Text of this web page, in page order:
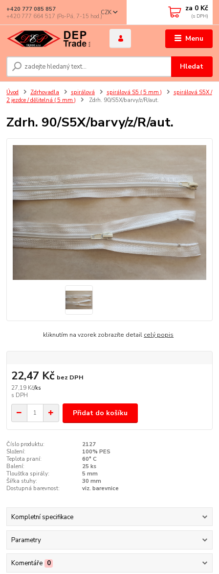
Menu
CZK
Hledat
+420 777 085 857
+420 777 664 517 (Po-Pá, 7-15 hod.)
za 0 Kč
Úvod Zdrhovadla spirálová spirálová S5 ( 5 mm )
spirálová S5X /
2 jezdce / dělitelná ( 5 mm )
Zdrh. 90/S5X/barvy/z/R/aut.
Zdrh. 90/S5X/barvy/z/R/aut.
kliknutím na vzorek zobrazíte detail celý popis
27,19 Kč/ks
22,47 Kč bez DPH
Přidat do košíku
Číslo produktu:
2127
Složení:
100% PES
Teplota praní:
60° C
Balení:
25 ks
Tloušťka spirály:
5 mm
Šířka stuhy:
30 mm
Dostupná barevnost:
viz. barevnice
Kompletní specifikace
Parametry
Komentáře 0